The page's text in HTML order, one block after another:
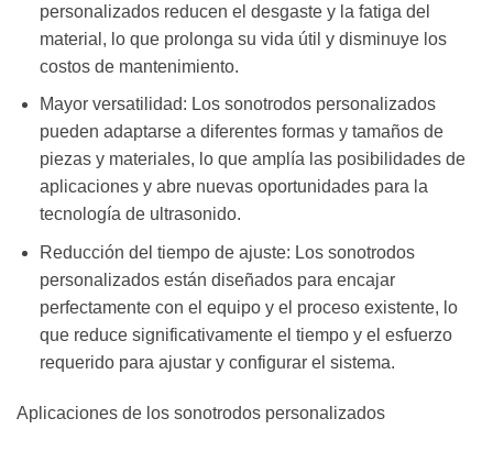
personalizados reducen el desgaste y la fatiga del
material, lo que prolonga su vida útil y disminuye los
costos de mantenimiento.
Mayor versatilidad: Los sonotrodos personalizados
pueden adaptarse a diferentes formas y tamaños de
piezas y materiales, lo que amplía las posibilidades de
aplicaciones y abre nuevas oportunidades para la
tecnología de ultrasonido.
Reducción del tiempo de ajuste: Los sonotrodos
personalizados están diseñados para encajar
perfectamente con el equipo y el proceso existente, lo
que reduce significativamente el tiempo y el esfuerzo
requerido para ajustar y configurar el sistema.
Aplicaciones de los sonotrodos personalizados